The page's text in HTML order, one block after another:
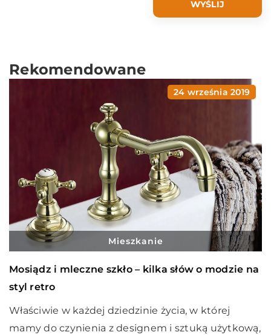
Rekomendowane
24 września 2019
Mieszkanie
Mosiądz i mleczne szkło – kilka słów o modzie na
styl retro
Właściwie w każdej dziedzinie życia, w której
mamy do czynienia z designem i sztuką użytkową,